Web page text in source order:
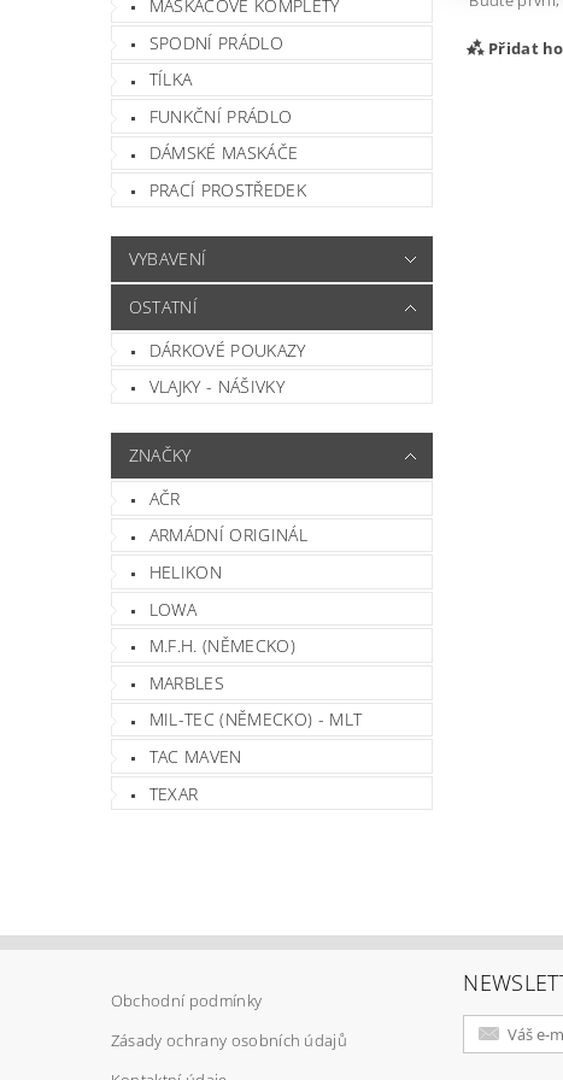
MASKÁČOVÉ KOMPLETY
SPODNÍ PRÁDLO
TÍLKA
FUNKČNÍ PRÁDLO
DÁMSKÉ MASKÁČE
PRACÍ PROSTŘEDEK
VYBAVENÍ
OSTATNÍ
DÁRKOVÉ POUKAZY
VLAJKY - NÁŠIVKY
ZNAČKY
AČR
ARMÁDNÍ ORIGINÁL
HELIKON
LOWA
M.F.H. (NĚMECKO)
MARBLES
MIL-TEC (NĚMECKO) - MLT
TAC MAVEN
TEXAR
Přidat
Obchodní podmínky
Zásady ochrany osobních údajů